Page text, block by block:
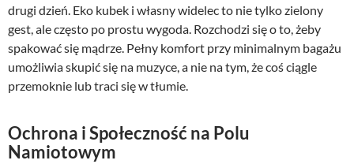
drugi dzień. Eko kubek i własny widelec to nie tylko zielony
gest, ale często po prostu wygoda. Rozchodzi się o to, żeby
spakować się mądrze. Pełny komfort przy minimalnym bagażu
umożliwia skupić się na muzyce, a nie na tym, że coś ciągle
przemoknie lub traci się w tłumie.
Ochrona i Społeczność na Polu
Namiotowym